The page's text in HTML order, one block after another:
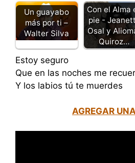
Un guayabo
más por ti –
Walter Silva
Con el Alma
pie -
Osal y
Quiroz…
Estoy seguro
Que en las noches me
Y los labios tú te muerdes
AGREGAR